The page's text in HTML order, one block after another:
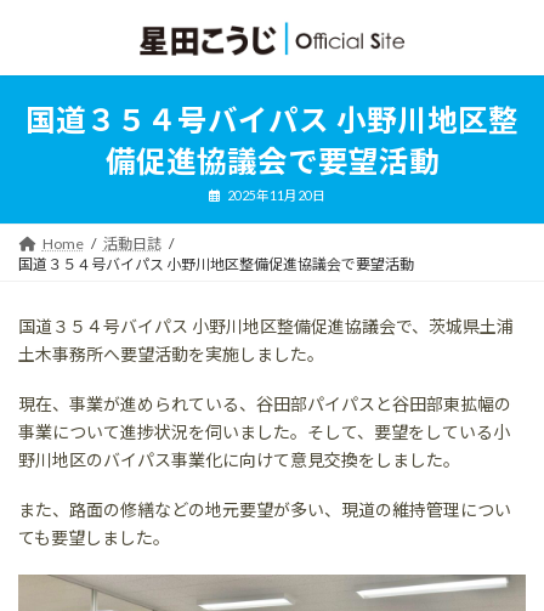
ン
ー
国道３５４号バイパス 小野川地区整
備促進協議会で要望活動
2025年11月20日
Home
活動日誌
国道３５４号バイパス 小野川地区整備促進協議会で要望活動
国道３５４号バイパス 小野川地区整備促進協議会で、茨城県土浦
土木事務所へ要望活動を実施しました。
現在、事業が進められている、谷田部パイパスと谷田部東拡幅の
事業について進捗状況を伺いました。そして、要望をしている小
野川地区のバイパス事業化に向けて意見交換をしました。
また、路面の修繕などの地元要望が多い、現道の維持管理につい
ても要望しました。